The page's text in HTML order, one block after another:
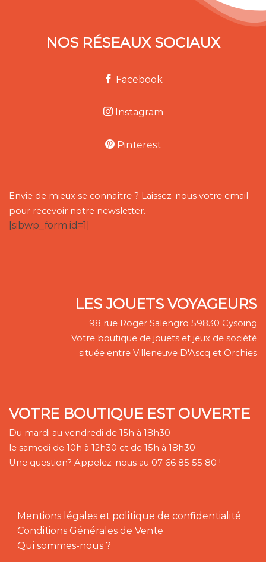
NOS RÉSEAUX SOCIAUX
Facebook
Instagram
Pinterest
Envie de mieux se connaître ? Laissez-nous votre email
pour recevoir notre newsletter.
[sibwp_form id=1]
LES JOUETS VOYAGEURS
98 rue Roger Salengro 59830 Cysoing
Votre boutique de jouets et jeux de société
située entre Villeneuve D'Ascq et Orchies
VOTRE BOUTIQUE EST OUVERTE
Du mardi au vendredi de 15h à 18h30
le samedi de 10h à 12h30 et de 15h à 18h30
Une question? Appelez-nous au 07 66 85 55 80 !
Mentions légales et politique de confidentialité
Conditions Générales de Vente
Qui sommes-nous ?